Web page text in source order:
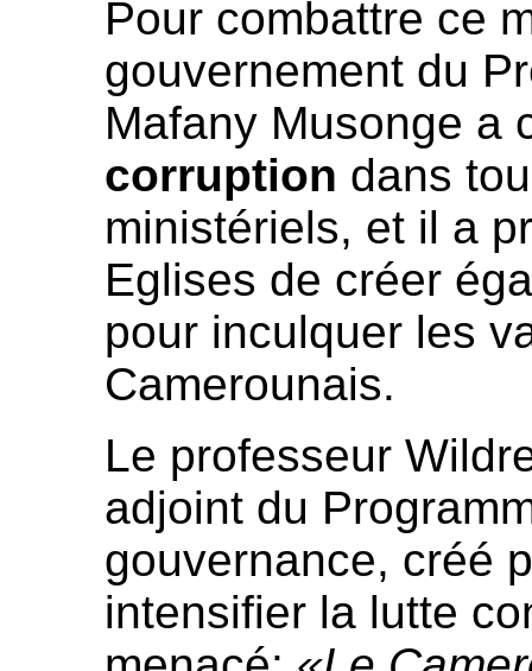
Pour combattre ce
gouvernement du
Mafany Musonge a
corruption dans
ministériels, et il a
Eglises de créer
pour inculquer les
Camerounais.
Le professeur
adjoint du
gouvernance, créé
intensifier la lutte